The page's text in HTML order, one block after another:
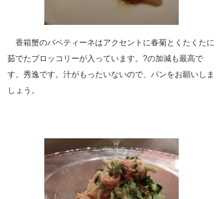
香箱蟹のバベティーネはアクセントに春菊とくたくたに
茹でたブロッコリーが入っています。?の加減も最高で
す。秀逸です。汁がもったいないので、パンをお願いしま
しょう。